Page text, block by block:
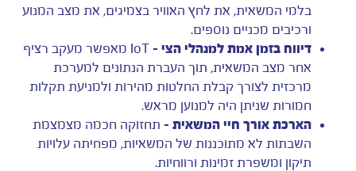
בלמי המשאית, את לחץ האוויר בצמיגים, את מצב המנוע
ורכיבים מכניים נוספים.
דיווח בזמן אמת למנהלי הצי –
IoT מאפשר מעקב רציף
אחר מצב המשאית, תוך העברת הנתונים למערכת
מרכזית לצורך קבלת החלטות מהירות ולמניעת תקלות
חמורות שניתן היה למנוען מראש.
הארכת אורך חיי המשאית – תחזוקה חכמה מצמצמת
השבתות לא מתוכננות של המשאיות, מפחיתה עלויות
תיקון ומשפרת זמינות ורווחיות.